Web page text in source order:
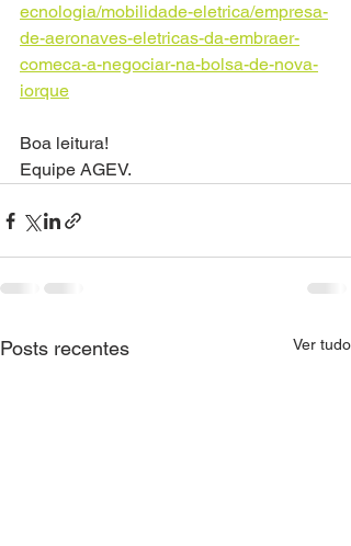
ecnologia/mobilidade-eletrica/empresa-
de-aeronaves-eletricas-da-embraer-
comeca-a-negociar-na-bolsa-de-nova-
iorque
Boa leitura!
Equipe AGEV.
Posts recentes Ver tudo